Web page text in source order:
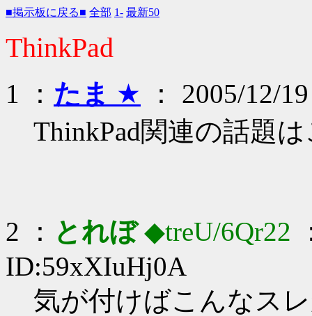
■掲示板に戻る■ 全部 1- 最新50
ThinkPad
1 ： たま ★ ： 2005/12/
ThinkPad関連の話題
2 ： とれぼ◆treU/6Qr22
ID:59xXIuHj0A
気が付けばこんなス